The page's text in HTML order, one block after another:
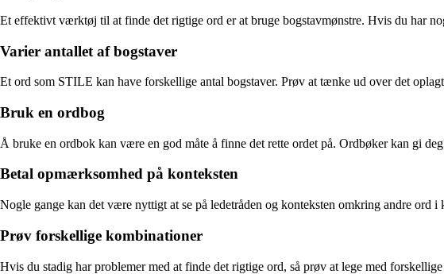
Et effektivt værktøj til at finde det rigtige ord er at bruge bogstavmønstre. Hvis du har
Varier antallet af bogstaver
Et ord som STILE kan have forskellige antal bogstaver. Prøv at tænke ud over det
Bruk en ordbog
Å bruke en ordbok kan være en god måte å finne det rette ordet på. Ordbøker kan gi
Betal opmærksomhed på konteksten
Nogle gange kan det være nyttigt at se på ledetråden og konteksten omkring andre
Prøv forskellige kombinationer
Hvis du stadig har problemer med at finde det rigtige ord, så prøv at lege med